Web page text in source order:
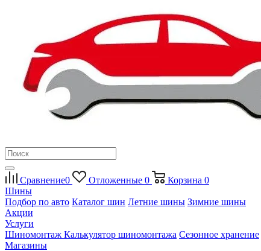
Сравнение0 Отложенные 0 Корзина 0
Шины
Подбор по авто Каталог шин Летние шины Зимние шины
Акции
Услуги
Шиномонтаж Калькулятор шиномонтажа Сезонное хранение
Магазины